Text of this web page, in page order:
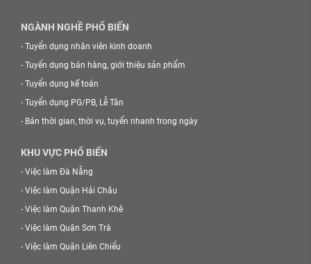
NGÀNH NGHỀ PHỔ BIẾN
- Tuyển dụng nhân viên kinh doanh
- Tuyển dụng bán hàng, giới thiệu sản phẩm
- Tuyển dụng kế toán
- Tuyển dụng PG/PB, Lễ Tân
- Bán thời gian, thời vụ, tuyển nhanh trong ngày
KHU VỰC PHỔ BIẾN
- Việc làm Đà Nẵng
- Việc làm Quận Hải Châu
- Việc làm Quận Thanh Khê
- Việc làm Quận Sơn Trà
- Việc làm Quận Liên Chiểu